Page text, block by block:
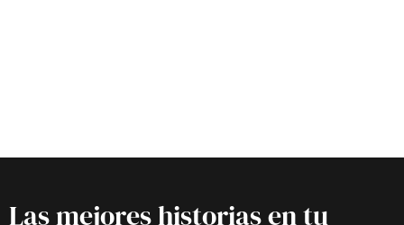
Las mejores historias en tu